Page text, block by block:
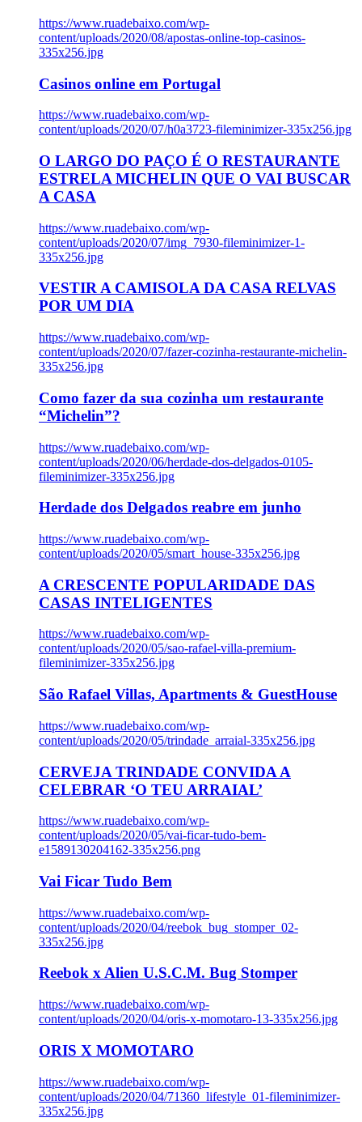
https://www.ruadebaixo.com/wp-
content/uploads/2020/08/apostas-online-top-casinos-
335x256.jpg
Casinos online em Portugal
https://www.ruadebaixo.com/wp-
content/uploads/2020/07/h0a3723-fileminimizer-335x256.jpg
O LARGO DO PAÇO É O RESTAURANTE
ESTRELA MICHELIN QUE O VAI BUSCAR
A CASA
https://www.ruadebaixo.com/wp-
content/uploads/2020/07/img_7930-fileminimizer-1-
335x256.jpg
VESTIR A CAMISOLA DA CASA RELVAS
POR UM DIA
https://www.ruadebaixo.com/wp-
content/uploads/2020/07/fazer-cozinha-restaurante-michelin-
335x256.jpg
Como fazer da sua cozinha um restaurante
“Michelin”?
https://www.ruadebaixo.com/wp-
content/uploads/2020/06/herdade-dos-delgados-0105-
fileminimizer-335x256.jpg
Herdade dos Delgados reabre em junho
https://www.ruadebaixo.com/wp-
content/uploads/2020/05/smart_house-335x256.jpg
A CRESCENTE POPULARIDADE DAS
CASAS INTELIGENTES
https://www.ruadebaixo.com/wp-
content/uploads/2020/05/sao-rafael-villa-premium-
fileminimizer-335x256.jpg
São Rafael Villas, Apartments & GuestHouse
https://www.ruadebaixo.com/wp-
content/uploads/2020/05/trindade_arraial-335x256.jpg
CERVEJA TRINDADE CONVIDA A
CELEBRAR ‘O TEU ARRAIAL’
https://www.ruadebaixo.com/wp-
content/uploads/2020/05/vai-ficar-tudo-bem-
e1589130204162-335x256.png
Vai Ficar Tudo Bem
https://www.ruadebaixo.com/wp-
content/uploads/2020/04/reebok_bug_stomper_02-
335x256.jpg
Reebok x Alien U.S.C.M. Bug Stomper
https://www.ruadebaixo.com/wp-
content/uploads/2020/04/oris-x-momotaro-13-335x256.jpg
ORIS X MOMOTARO
https://www.ruadebaixo.com/wp-
content/uploads/2020/04/71360_lifestyle_01-fileminimizer-
335x256.jpg